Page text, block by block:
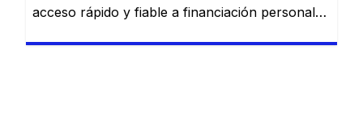
acceso rápido y fiable a financiación personal